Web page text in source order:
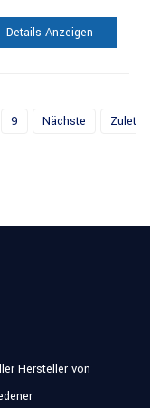
Details Anzeigen
9 Nächste Zuletzt
Hersteller von